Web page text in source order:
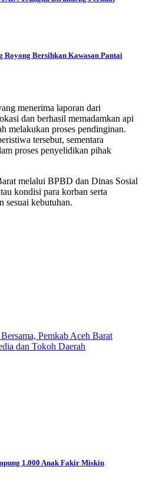
Royong Bersihkan Kawasan Pantai
menerima laporan dari
dan berhasil memadamkan api
melakukan proses pendinginan.
tersebut, sementara
proses penyelidikan pihak
melalui BPBD dan Dinas Sosial
kondisi para korban serta
sesuai kebutuhan.
Pemkab Aceh Barat
dan Tokoh Daerah
1.000 Anak Fakir Miskin